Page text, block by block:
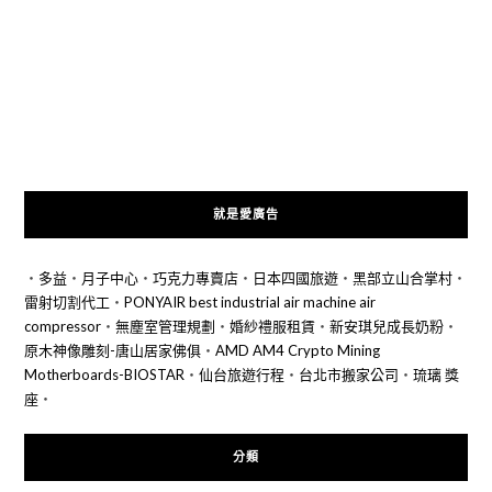
就是愛廣告
‧ 多益‧ 月子中心‧ 巧克力專賣店‧ 日本四國旅遊‧ 黑部立山合掌村‧
雷射切割代工 ‧ PONYAIR best industrial air machine air
compressor‧ 無塵室管理規劃 ‧ 婚紗禮服租賃‧ 新安琪兒成長奶粉‧
原木神像雕刻-唐山居家佛俱‧ AMD AM4 Crypto Mining
Motherboards-BIOSTAR ‧ 仙台旅遊行程 ‧ 台北市搬家公司 ‧ 琉璃 獎
座‧
分類